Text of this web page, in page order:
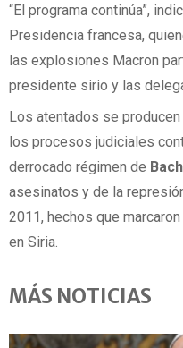
“El programa continúa”,
Presidencia francesa,
las explosiones Macron
presidente sirio y las
Los atentados se
los procesos judiciales
derrocado régimen de
asesinatos y de la
2011, hechos que
en Siria.
MÁS NOTICIAS